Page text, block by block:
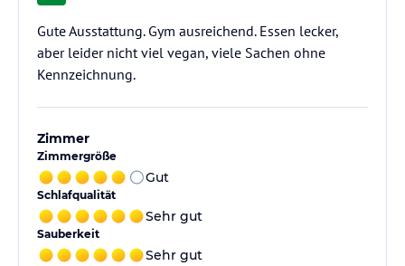
Gute Ausstattung. Gym ausreichend. Essen lecker,
aber leider nicht viel vegan, viele Sachen ohne
Kennzeichnung.
Zimmer
Zimmergröße
Gut
Schlafqualität
Sehr gut
Sauberkeit
Sehr gut